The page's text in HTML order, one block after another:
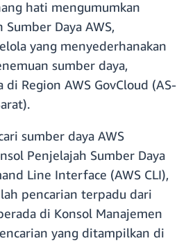
hati mengumumkan
Daya AWS,
yang menyederhanakan
sumber daya,
di Region AWS GovCloud (AS-
sumber daya AWS
Penjelajah Sumber Daya
Line Interface (AWS CLI),
pencarian terpadu dari
di Konsol Manajemen
yang ditampilkan di